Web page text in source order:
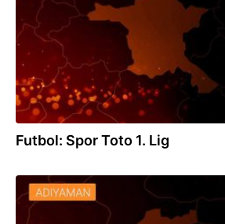
Futbol: Spor Toto 1. Lig
20.11.2021